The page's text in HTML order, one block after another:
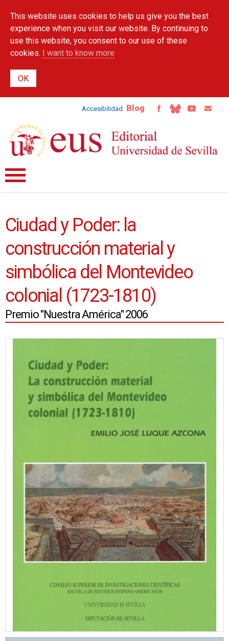
main
content
This website uses cookies to help us give you the best
experience when you visit our website. By continuing to
use this website, you consent to our use of these
cookies. I want to know more
Accesibilidad Blog
Ciudad y Poder: la
construcción material y
simbólica del Montevideo
colonial (1723-1810)
Premio "Nuestra América" 2006